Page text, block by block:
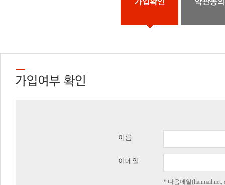
이름
이메일
* 다음메일